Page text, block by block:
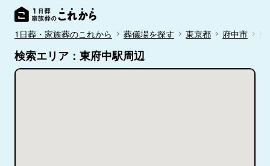
1日葬・家族葬のこれから 葬儀場を探す 東京都 府中市
検索エリア：東府中駅周辺